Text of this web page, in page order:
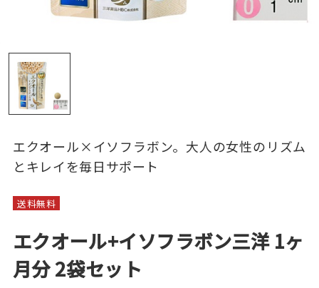
エクオール×イソフラボン。大人の女性のリズム
とキレイを毎日サポート
送料無料
エクオール+イソフラボン三洋 1ヶ
月分 2袋セット